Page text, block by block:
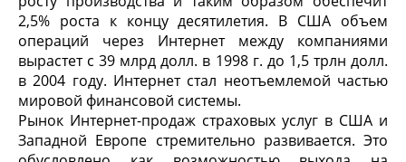
2,5% роста к концу десятилетия. В США объем
операций через Интернет между компаниями
вырастет с 39 млрд долл. в 1998 г. до 1,5 трлн долл.
в 2004 году. Интернет стал неотъемлемой частью
мировой финансовой системы.
Рынок Интернет-продаж страховых услуг в США и
Западной Европе стремительно развивается. Это